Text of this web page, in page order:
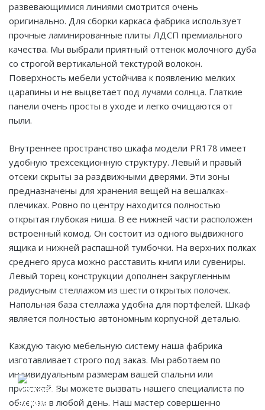
развевающимися линиями смотрится очень
оригинально. Для сборки каркаса фабрика использует
прочные ламинированные плиты ЛДСП премиального
качества. Мы выбрали приятный оттенок молочного дуба
со строгой вертикальной текстурой волокон.
Поверхность мебели устойчива к появлению мелких
царапины и не выцветает под лучами солнца. Глаткие
панели очень просты в уходе и легко очищаются от
пыли.
Внутреннее пространство шкафа модели PR178 имеет
удобную трехсекционную структуру. Левый и правый
отсеки скрыты за раздвижными дверями. Эти зоны
предназначены для хранения вещей на вешалках-
плечиках. Ровно по центру находится полностью
открытая глубокая ниша. В ее нижней части расположен
встроенный комод. Он состоит из одного выдвижного
ящика и нижней распашной тумбочки. На верхних полках
среднего яруса можно расставить книги или сувениры.
Левый торец конструкции дополнен закругленным
радиусным стеллажом из шести открытых полочек.
Напольная база стеллажа удобна для портфелей. Шкаф
является полностью автономным корпусной деталью.
Каждую такую мебельную систему наша фабрика
изготавливает строго под заказ. Мы работаем по
индивидуальным размерам вашей спальни или
прихожей. Вы можете вызвать нашего специалиста по
обмерам в любой день. Наш мастер совершенно